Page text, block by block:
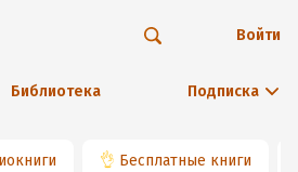
Библиотека Подписка
Войти
👌 Бесплатные книги